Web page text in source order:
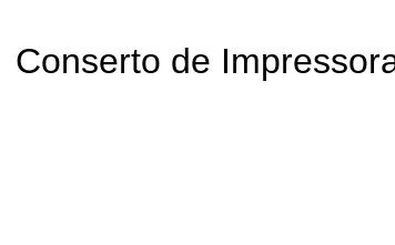
Conserto de